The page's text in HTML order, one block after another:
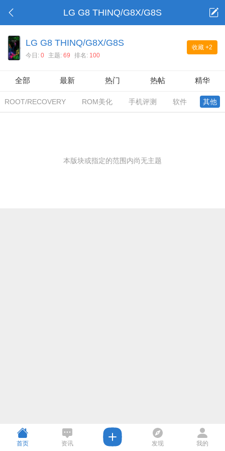
LG G8 THINQ/G8X/G8S
收藏 +2
LG G8 THINQ/G8X/G8S
今日: 0 主题: 69 排名: 100
全部 最新 热门 热帖 精华
ROOT/RECOVERY ROM美化 手机评测 软件 其他
本版块或指定的范围内尚无主题
首页 资讯 发现 我的